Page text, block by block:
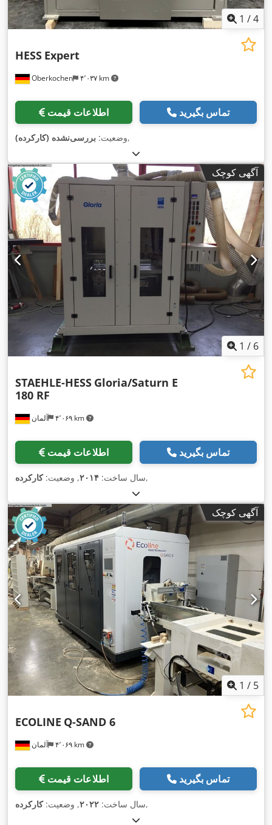
1 /4
Oberkochen ۴٬۰۳۷ km
HESS Expert
اطلاعات قیمت تماس بگیرید
وضعیت: بررسی‌نشده (کارکرده) ,
آگهی کوچک
1 / 6
آلمان ۴٬۰۶۹ km
STAEHLE-HESS Gloria/Saturn E
180 RF
اطلاعات قیمت تماس بگیرید
سال ساخت: ۲۰۱۴, وضعیت:کارکرده ,
آگهی کوچک
1 / 5
آلمان ۴٬۰۶۹ km
ECOLINE Q-SAND 6
اطلاعات قیمت تماس بگیرید
سال ساخت: ۲۰۲۲, وضعیت:کارکرده ,